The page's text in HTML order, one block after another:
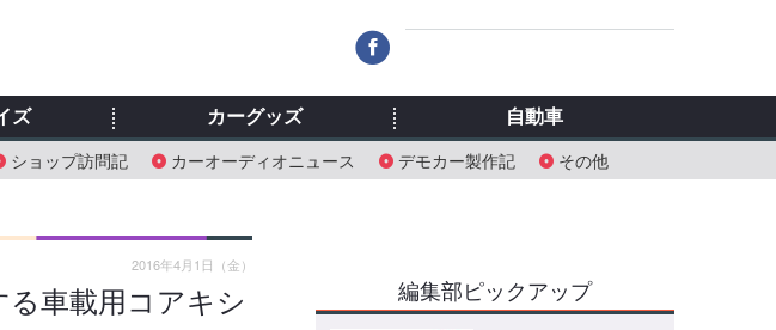
ショップ訪問記 カーオーディオニュース デモカー製作記 その他
ズ カーグッズ 自動車
車載用コアキシ
2016年4月1日（金）
編集部ピックアップ